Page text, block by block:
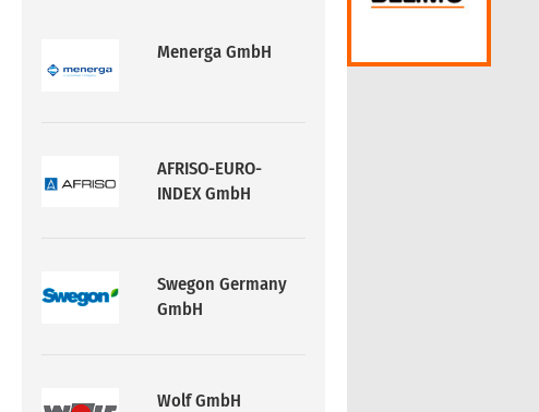
Menerga GmbH
AFRISO-EURO-
INDEX GmbH
Swegon Germany
GmbH
Wolf GmbH